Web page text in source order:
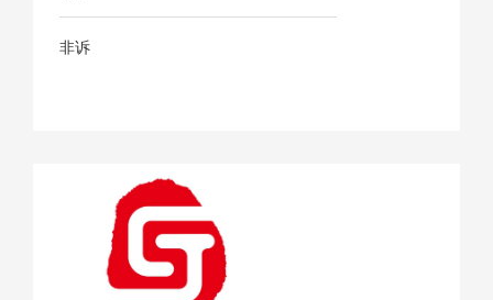
非诉